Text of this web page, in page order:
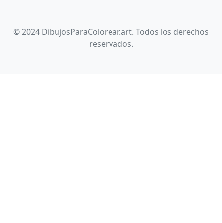
© 2024 DibujosParaColorear.art. Todos los derechos
reservados.